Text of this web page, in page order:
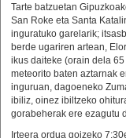
Tarte batzuetan
San Roke eta Santa
inguratuko garelarik;
berde ugariren artean,
ikus daiteke (orain dela
meteorito baten aztarnak
inguruan, dagoeneko
ibiliz, oinez ibiltzeko
gorabeherak ere ezagutu
Irteera ordua goizeko